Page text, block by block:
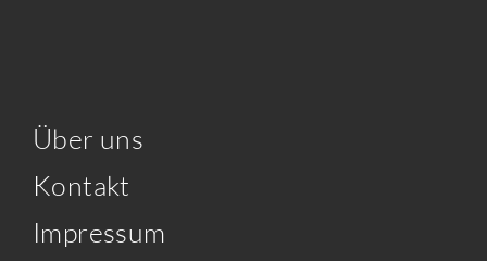
Über uns
Kontakt
Impressum